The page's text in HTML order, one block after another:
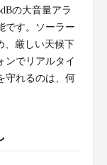
の大音量アラ
です。ソーラー
、厳しい天候下
ンでリアルタイ
守れるのは、何